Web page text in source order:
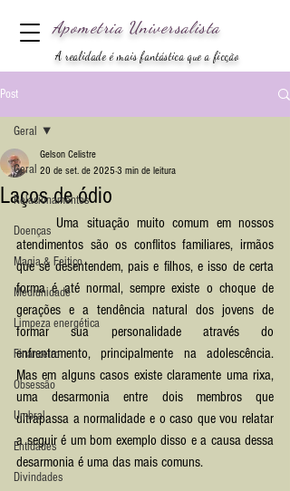
Apometria Universalista
A realidade é mais fantástica que a ficção
Post
Geral
Relacionamentos
Doenças
Magia & Feitiço
Mediunidade
Limpeza energética
Financeiro
Obsessão
Umbral
Entidades
Divindades
Geral
Laços de ódio
Gelson Celistre
20 de set. de 2025 3 min de leitura
	Uma situação muito comum em nossos
atendimentos são os conflitos familiares, irmãos
que se desentendem, pais e filhos, e isso de certa
forma é até normal, sempre existe o choque de
gerações e a tendência natural dos jovens de
formar sua personalidade através do
enfrentamento, principalmente na adolescência.
Mas em alguns casos existe claramente uma rixa,
uma desarmonia entre dois membros que
ultrapassa a normalidade e o caso que vou relatar
a seguir é um bom exemplo disso e a causa dessa
desarmonia é uma das mais comuns.